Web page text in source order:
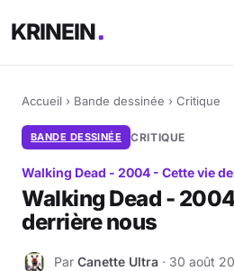
KRINEIN
Accueil › Bande dessinée › Critique
BANDE DESSINÉE CRITIQUE
Walking Dead - 2004 - Cette vie
Walking Dead -
derrière nous
C Par Canette Ultra · 30 août